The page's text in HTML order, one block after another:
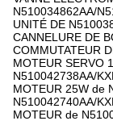
N510034862AA/
UNITÉ DE
CANNELURE DE
COMMUTATEUR
MOTEUR SERVO
N510042738AA/
MOTEUR 25W de
N510042740AA/
MOTEUR de